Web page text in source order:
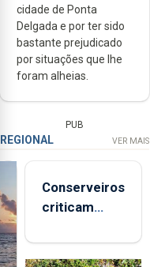
cidade de Ponta
Delgada e por ter sido
bastante prejudicado
por situações que lhe
foram alheias.
PUB
REGIONAL VER MAIS
Conserveiros
criticam
brancas com